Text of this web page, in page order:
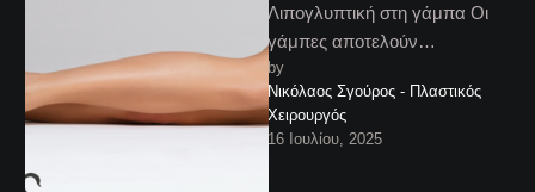
Λιπογλυπτική στη γάμπα Οι
γάμπες αποτελούν
προβληματική περιοχή για
πολλές γυναίκες. Ακόμη κι
όταν το υπόλοιπο σώμα είναι
by
Νικόλαος Σγούρος - Πλαστικός
Χειρουργός
16 Ιουλίου, 2025